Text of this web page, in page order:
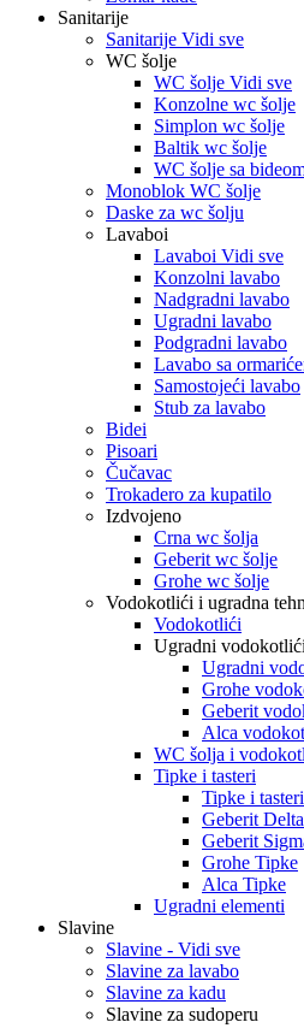
Sanitarije
Sanitarije Vidi sve
WC šolje
WC šolje Vidi sve
Konzolne wc šolje
Simplon wc šolje
Baltik wc šolje
WC šolje sa
Monoblok WC šolje
Daske za wc šolju
Lavaboi
Lavaboi Vidi sve
Konzolni lavabo
Nadgradni lavabo
Ugradni lavabo
Podgradni lavabo
Lavabo sa
Samostojeći lavabo
Stub za lavabo
Bidei
Pisoari
Čučavac
Trokadero za kupatilo
Izdvojeno
Crna wc šolja
Geberit wc šolje
Grohe wc šolje
Vodokotlići i ugradna
Vodokotlići
Ugradni vodokotlići
Ugradni
Grohe
Geberit
Alca
WC šolja i
Tipke i tasteri
Tipke i
Geberit
Geberit
Grohe Tipke
Alca Tipke
Ugradni elementi
Slavine
Slavine - Vidi sve
Slavine za lavabo
Slavine za kadu
Slavine za sudoperu